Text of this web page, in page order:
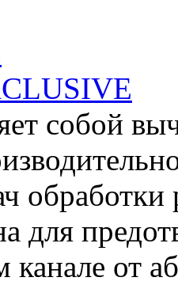
собой
обработки
для
канале от